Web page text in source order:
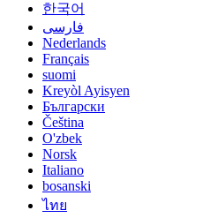
한국어
فارسی
Nederlands
Français
suomi
Kreyòl Ayisyen
Български
Čeština
O'zbek
Norsk
Italiano
bosanski
ไทย